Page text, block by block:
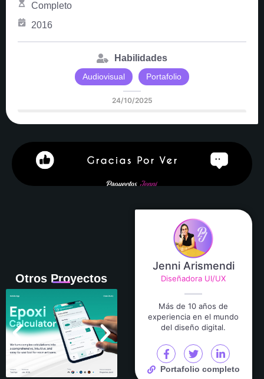
Completo
2016
Habilidades
Audiovisual Portafolio
24/10/2025
Otros Proyectos
Jenni Arismendi
Diseñadora UI/UX
Más de 10 años de
experiencia en el mundo
del diseño digital.
Portafolio completo